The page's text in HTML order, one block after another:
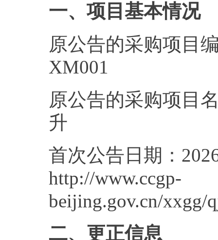
一、项目基本情况
原公告的采购项目
原公告的采购项目
升
首次公告日期：
http://www.ccgp-
beijing.gov.cn/
二、更正信息